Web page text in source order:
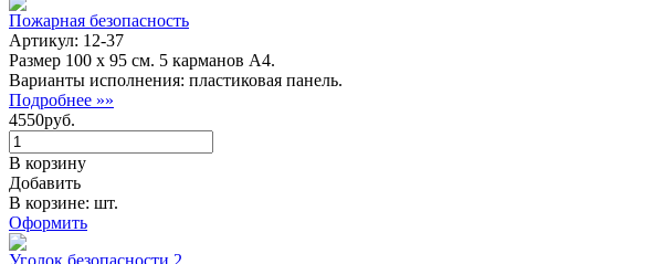
Пожарная безопасность
Артикул: 12-37
Размер 100 х 95 см. 5 карманов А4.
Варианты исполнения: пластиковая панель.
Подробнее »»
4550руб.
В корзину
Добавить
В корзине: шт.
Оформить
Уголок безопасности 2